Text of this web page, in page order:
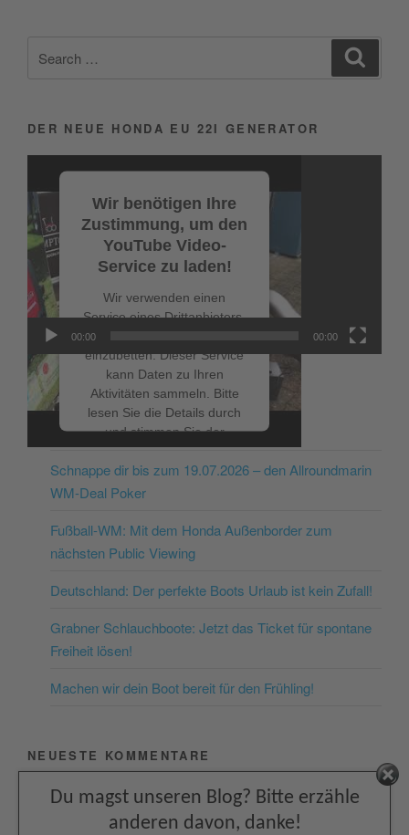
for:
DER NEUE HONDA EU 22I GENERATOR
Wir benötigen Ihre
Zustimmung, um den
YouTube Video-
Service zu laden!
Wir verwenden einen
Service eines Drittanbieters,
einzubetten. Dieser Service
kann Daten zu Ihren
Aktivitäten sammeln. Bitte
lesen Sie die Details durch
und stimmen Sie der
Nutzung des Service zu, um
dieses Video anzusehen.
Mehr Informationen
powered by
Consent Management
00:00 00:00
NEUESTE BEITRÄGE
Schnappe dir bis zum 19.07.2026 – den Allroundmarin
WM-Deal Poker
Fußball-WM: Mit dem Honda Außenborder zum
nächsten Public Viewing
Deutschland: Der perfekte Boots Urlaub ist kein Zufall!
Grabner Schlauchboote: Jetzt das Ticket für spontane
Freiheit lösen!
Machen wir dein Boot bereit für den Frühling!
NEUESTE KOMMENTARE
Du magst unseren Blog? Bitte erzähle
anderen davon, danke!
Facebook